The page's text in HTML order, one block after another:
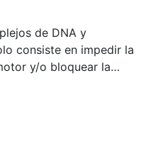
de DNA y
consiste en impedir la
y/o bloquear la
la heterocromatina
cuyo objetivo
en diferentes